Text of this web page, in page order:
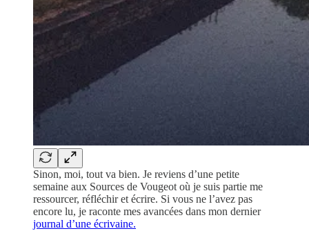
Sinon, moi, tout va bien. Je reviens d’une petite
semaine aux Sources de Vougeot où je suis partie me
ressourcer, réfléchir et écrire. Si vous ne l’avez pas
encore lu, je raconte mes avancées dans mon dernier
journal d’une écrivaine.